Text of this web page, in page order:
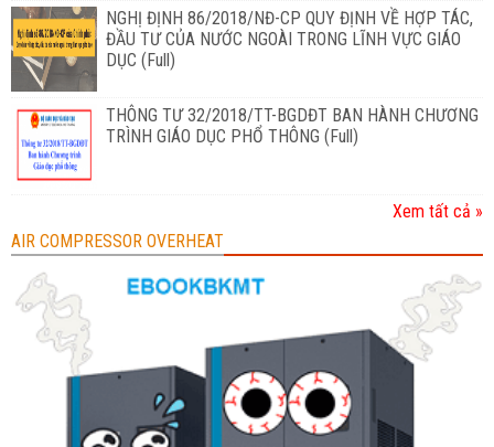
NGHỊ ĐỊNH 86/2018/NĐ-CP QUY ĐỊNH VỀ HỢP TÁC,
ĐẦU TƯ CỦA NƯỚC NGOÀI TRONG LĨNH VỰC GIÁO
DỤC (Full)
THÔNG TƯ 32/2018/TT-BGDĐT BAN HÀNH CHƯƠNG
TRÌNH GIÁO DỤC PHỔ THÔNG (Full)
Xem tất cả »
AIR COMPRESSOR OVERHEAT